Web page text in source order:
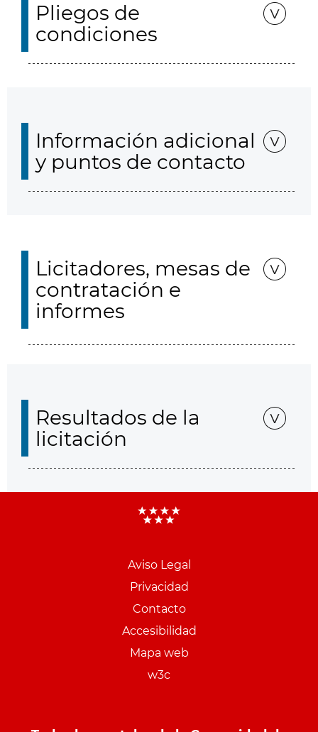
Pliegos de
condiciones
Información adicional
y puntos de contacto
Licitadores, mesas de
contratación e
informes
Resultados de la
licitación
Aviso Legal
Privacidad
Contacto
Accesibilidad
Mapa web
w3c